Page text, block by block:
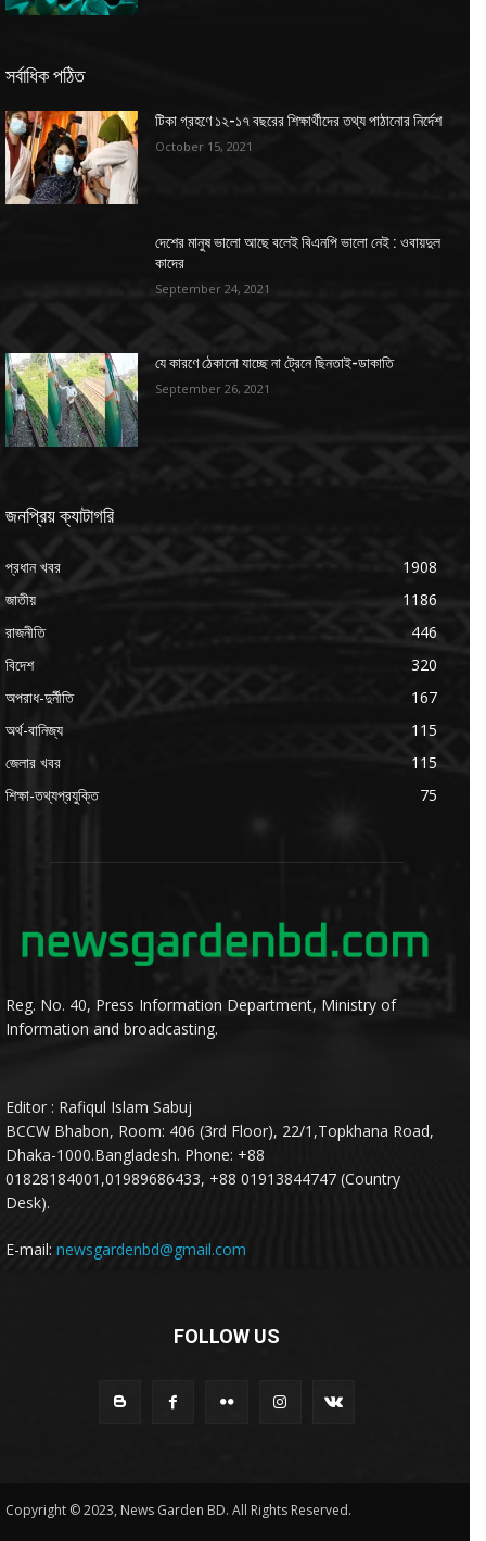
সর্বাধিক পঠিত
টিকা গ্রহণে ১২-১৭ বছরের শিক্ষার্থীদের তথ্য পাঠানোর নির্দেশ
October 15, 2021
দেশের মানুষ ভালো আছে বলেই বিএনপি ভালো নেই : ওবায়দুল
কাদের
September 24, 2021
যে কারণে ঠেকানো যাচ্ছে না ট্রেনে ছিনতাই-ডাকাতি
September 26, 2021
জনপ্রিয় ক্যাটাগরি
প্রধান খবর
1908
জাতীয়
1186
রাজনীতি
446
বিদেশ
320
অপরাধ-দুর্নীতি
167
অর্থ-বানিজ্য
115
জেলার খবর
115
শিক্ষা-তথ্যপ্রযুক্তি
75
Reg. No. 40, Press Information Department, Ministry of
Information and broadcasting.
Editor : Rafiqul Islam Sabuj
BCCW Bhabon, Room: 406 (3rd Floor), 22/1,Topkhana Road,
Dhaka-1000.Bangladesh. Phone: +88
01828184001,01989686433, +88 01913844747 (Country
Desk).
E-mail: newsgardenbd@gmail.com
FOLLOW US
Copyright © 2023, News Garden BD. All Rights Reserved.